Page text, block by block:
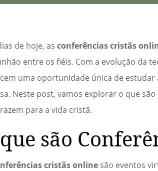
de hoje, asconferências cristãs
entre os fiéis. Com a evolução da
uma oportunidade única de
Neste post, vamos explorar o que
para a vida cristã.
são
cristãs online são eventos